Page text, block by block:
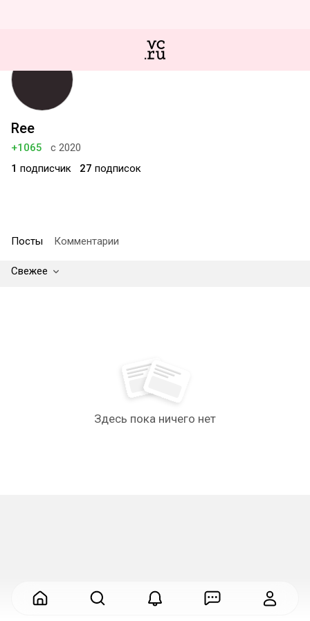
Ree
+1065
с 2020
1 подписчик 27 подписок
Посты Комментарии
Свежее
Здесь пока ничего нет